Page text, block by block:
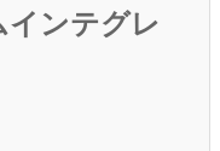
インテグレ